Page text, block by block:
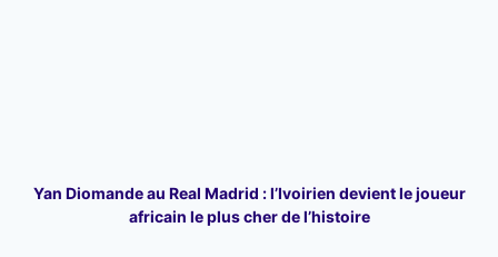
Yan Diomande au Real Madrid : l’Ivoirien devient le joueur
africain le plus cher de l’histoire